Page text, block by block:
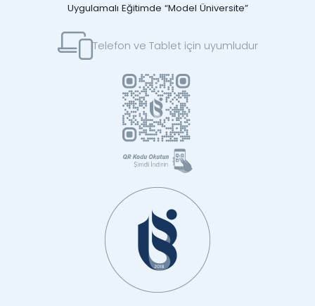
Uygulamalı Eğitimde “Model Üniversite”
Telefon ve Tablet için uyumludur